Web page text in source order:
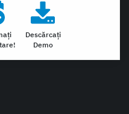
Descărcați
Demo